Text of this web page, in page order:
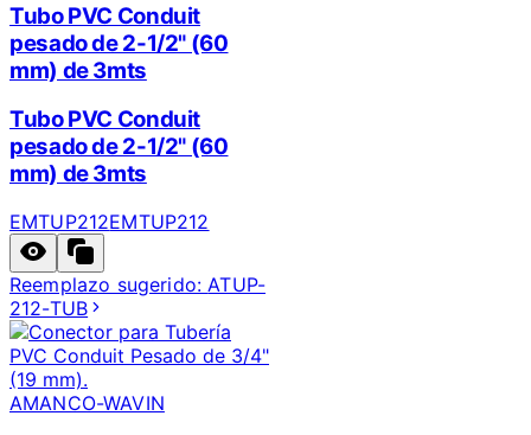
Tubo PVC Conduit
pesado de 2-1/2" (60
mm) de 3mts
Tubo PVC Conduit
pesado de 2-1/2" (60
mm) de 3mts
EMTUP212EMTUP212
Reemplazo sugerido:ATUP-
212-TUB
AMANCO-WAVIN